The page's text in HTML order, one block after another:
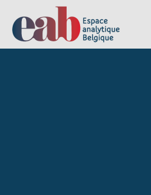
Accéder au contenu principal